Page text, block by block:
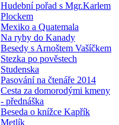
Hudební pořad s Mgr.Karlem
Plockem
Mexiko a Quatemala
Na ryby do Kanady
Besedy s Arnoštem Vašíčkem
Stezka po pověstech
Studenska
Pasování na čtenáře 2014
Cesta za domorodými kmeny
- přednáška
Beseda o knížce Kapřík
Metlík